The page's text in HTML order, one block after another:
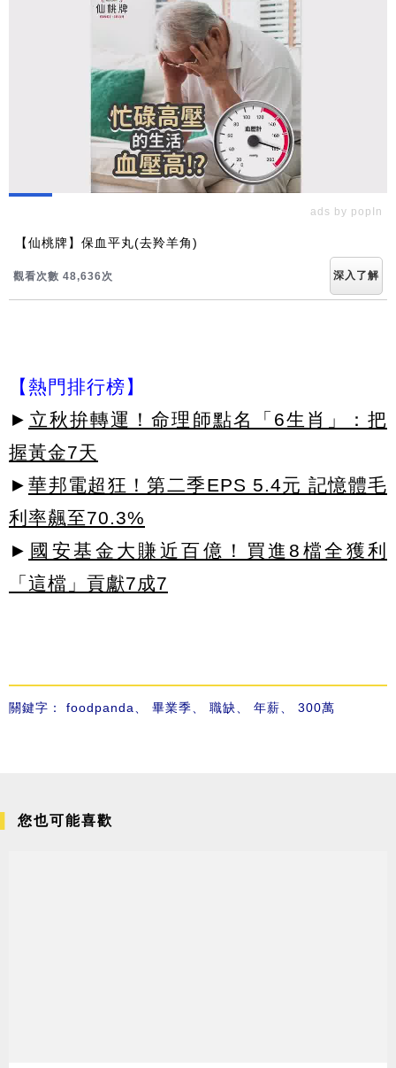
ads by popIn
【仙桃牌】保血平丸(去羚羊角)
觀看次數 48,638次 深入了解
【熱門排行榜】
► 立秋拚轉運！命理師點名「6生肖」：把
握黃金7天
► 華邦電超狂！第二季EPS 5.4元 記憶體毛
利率飆至70.3%
► 國安基金大賺近百億！買進8檔全獲利
「這檔」貢獻7成7
關鍵字： foodpanda 畢業季 職缺 年薪 300萬
您也可能喜歡